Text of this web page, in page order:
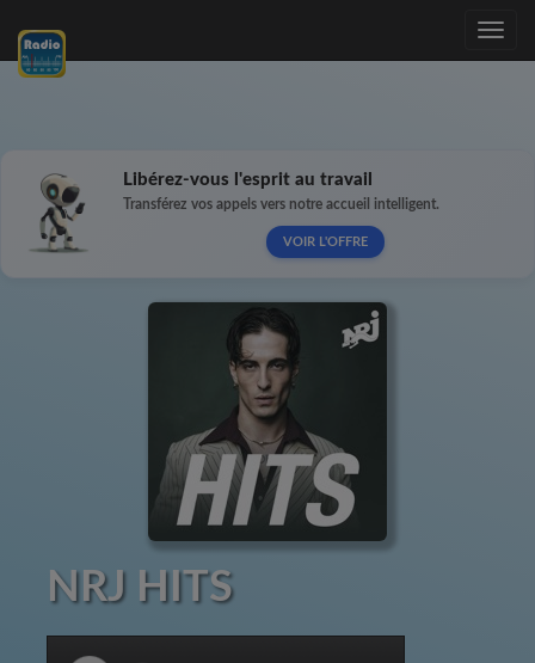
Toggle
Libérez-vous l'esprit au travail
Transférez vos appels vers notre accueil intelligent.
VOIR L'OFFRE
NRJ HITS